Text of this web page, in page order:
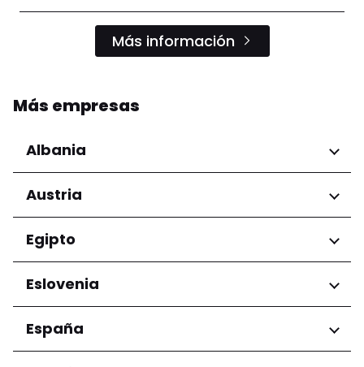
Más información
Más empresas
Albania
Regiones
Condado de Tirana
Austria
Regiones
Niederösterreich
Salzburg
Wien
Egipto
Regiones
Gobernación de El Cairo
Eslovenia
Regiones
Ljubljana
España